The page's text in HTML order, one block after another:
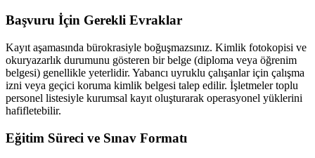
Başvuru İçin Gerekli Evraklar
Kayıt aşamasında bürokrasiyle boğuşmazsınız. Kimlik fotokopisi ve
okuryazarlık durumunu gösteren bir belge (diploma veya öğrenim
belgesi) genellikle yeterlidir. Yabancı uyruklu çalışanlar için çalışma
izni veya geçici koruma kimlik belgesi talep edilir. İşletmeler toplu
personel listesiyle kurumsal kayıt oluşturarak operasyonel yüklerini
hafifletebilir.
Eğitim Süreci ve Sınav Formatı